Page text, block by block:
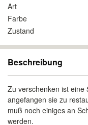
Art
Farbe
Zustand
Beschreibung
Zu verschenken ist eine
angefangen sie zu
muß noch einiges an
werden.